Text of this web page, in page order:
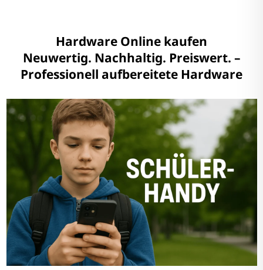
Hardware Online kaufen
Neuwertig. Nachhaltig. Preiswert. –
Professionell aufbereitete Hardware